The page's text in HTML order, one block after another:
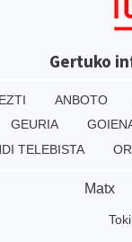
Gertuko
ANBOTO
GEURIA
TELEBISTA
Matx